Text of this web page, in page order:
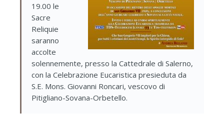
19.00 le
Sacre
Reliquie
saranno
accolte
solennemente, presso la Cattedrale di Salerno,
con la Celebrazione Eucaristica presieduta da
S.E. Mons. Giovanni Roncari, vescovo di
Pitigliano-Sovana-Orbetello.